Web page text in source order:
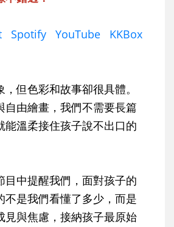
Spotify YouTube
KKBox
但色彩和故事卻很具體。
自由繪畫，我們不需要長篇
能溫柔接住孩子說不出口的
目中提醒我們，面對孩子的
不是我們看懂了多少，而是
見與焦慮，接納孩子最原始